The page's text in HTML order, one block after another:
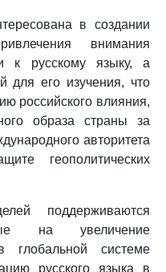
в создании
внимания
к русскому языку, а
для его изучения, что
российского влияния,
образа страны за
авторитета
геополитических
поддерживаются
на увеличение
глобальной системе
русского языка в